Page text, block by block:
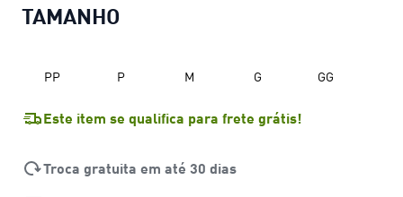
TAMANHO
PP P M G GG
Este item se qualifica para frete grátis!
Troca gratuita em até 30 dias